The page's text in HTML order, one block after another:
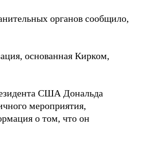
органов сообщило,
основанная Кирком,
США Дональда
мероприятия,
о том, что он